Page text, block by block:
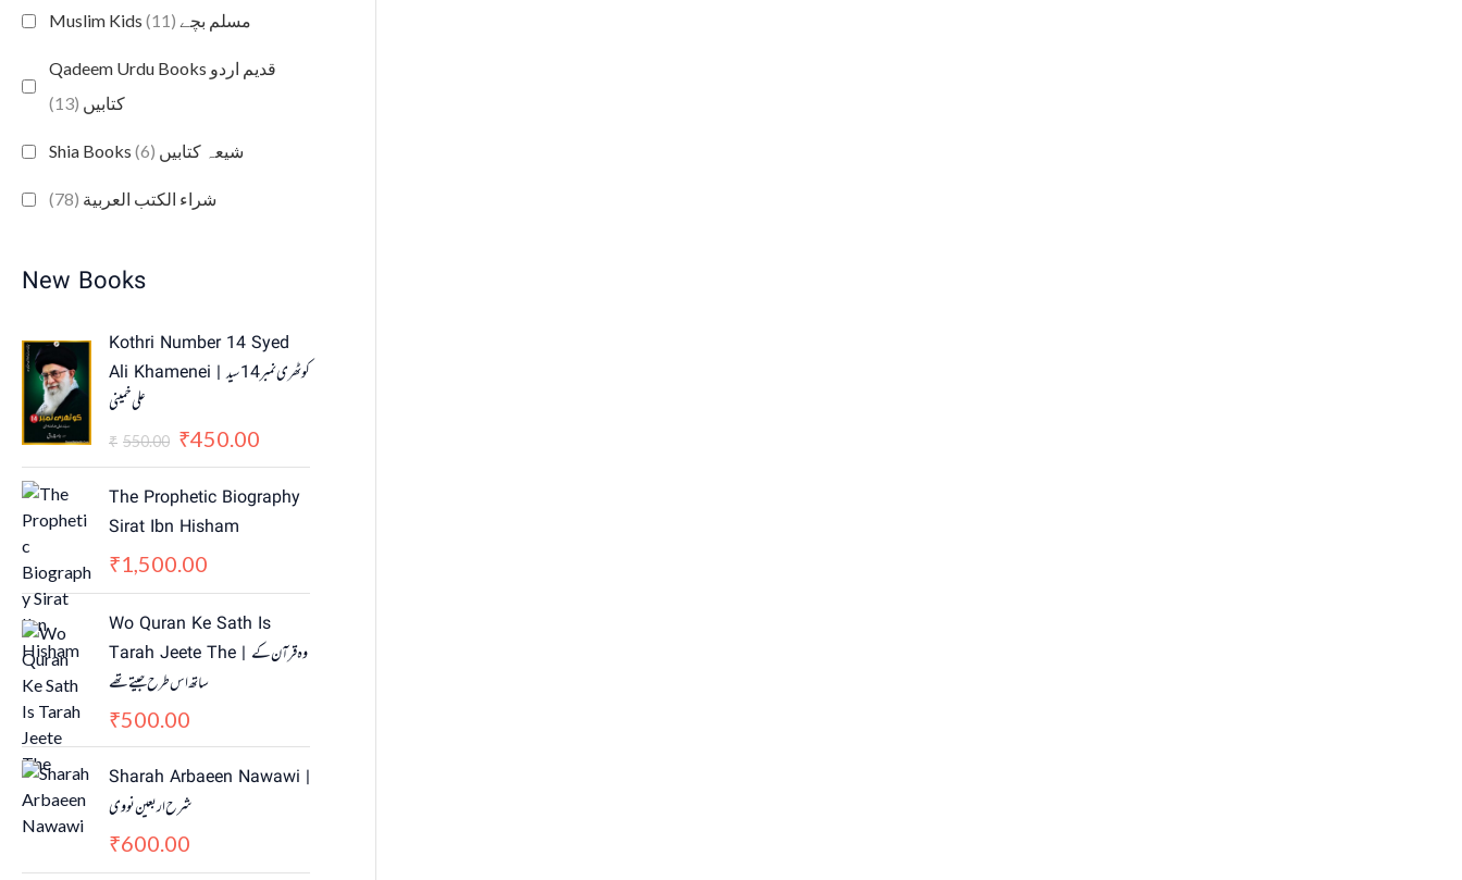
Muslim Kids مسلم بچے (11)
Qadeem Urdu Books قدیم اردو
کتابیں (13)
Shia Books شیعہ کتابیں (6)
شراء الكتب العربية (78)
New Books
Kothri Number 14 Syed
Ali Khamenei | کوٹھری نمبر 14 سید
علی خمینی
₹ 550.00
i
i
a
p
r
i
c
a
s
:
₹
5
0
₹450.00
u
r
c
e
i
4
5
The Prophetic Biography
Sirat Ibn Hisham
₹1,500.00
Wo Quran Ke Sath Is
Tarah Jeete The | وہ قرآن کے
ساتھ اس طرح جیتے تھے
₹500.00
Sharah Arbaeen Nawawi |
شرح اربعین نووی
₹600.00